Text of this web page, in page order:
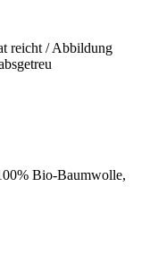
reicht / Abbildung
Bio-Baumwolle,